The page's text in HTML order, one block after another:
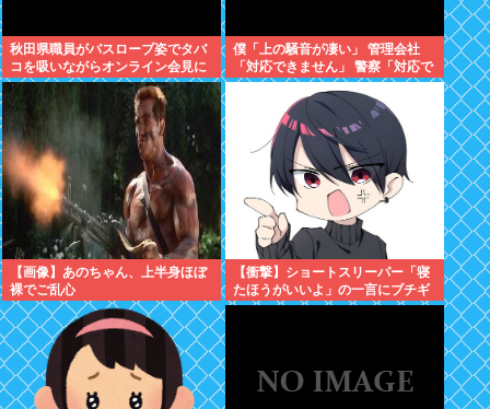
秋田県職員がバスローブ姿でタバ
コを吸いながらオンライン会見に
どこのお貴族様だよw
僕「上の騒音が凄い」 管理会社
「対応できません」 警察「対応で
きません」
【画像】あのちゃん、上半身ほぼ
裸でご乱心
【衝撃】ショートスリーパー「寝
たほうがいいよ」の一言にブチギ
レwww(※動画あり)